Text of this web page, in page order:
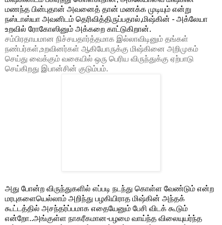
மணந்த பின்புதான் அவனைத் தான் மணக்க முடியும் என்று
நஸ்டாஸ்யா அவனிடம் தெரிவித்திருப்பதால்,மிஷ்கின் - அக்லேயா
உறவில் ரோகோஸினும் அக்கறை காட்டுகிறான்.
சம்பிரதாயமான நிச்சயதார்த்தமாக இல்லாவிடினும் தங்கள்
நண்பர்கள்,உறவினர்கள் ஆகியோருக்கு மிஷ்கினை அறிமுகம்
செய்து வைக்கும் வகையில் ஒரு பெரிய விருந்துக்கு ஏற்பாடு
செய்கிறது இபான்சின் குடும்பம்.
அது போன்ற விருந்துகளில் எப்படி நடந்து கொள்ள வேண்டும் என்ற
மரபுகளையெல்லாம் அறிந்து பழகியிராத மிஷ்கின் அந்தக்
கூட்டத்தில் அசந்தர்ப்பமாக எதையேனும் பேசி விடக் கூடும்
என்றோ..அங்குள்ள நாகரீகமான-பழமை வாய்ந்த விலையுயர்ந்த